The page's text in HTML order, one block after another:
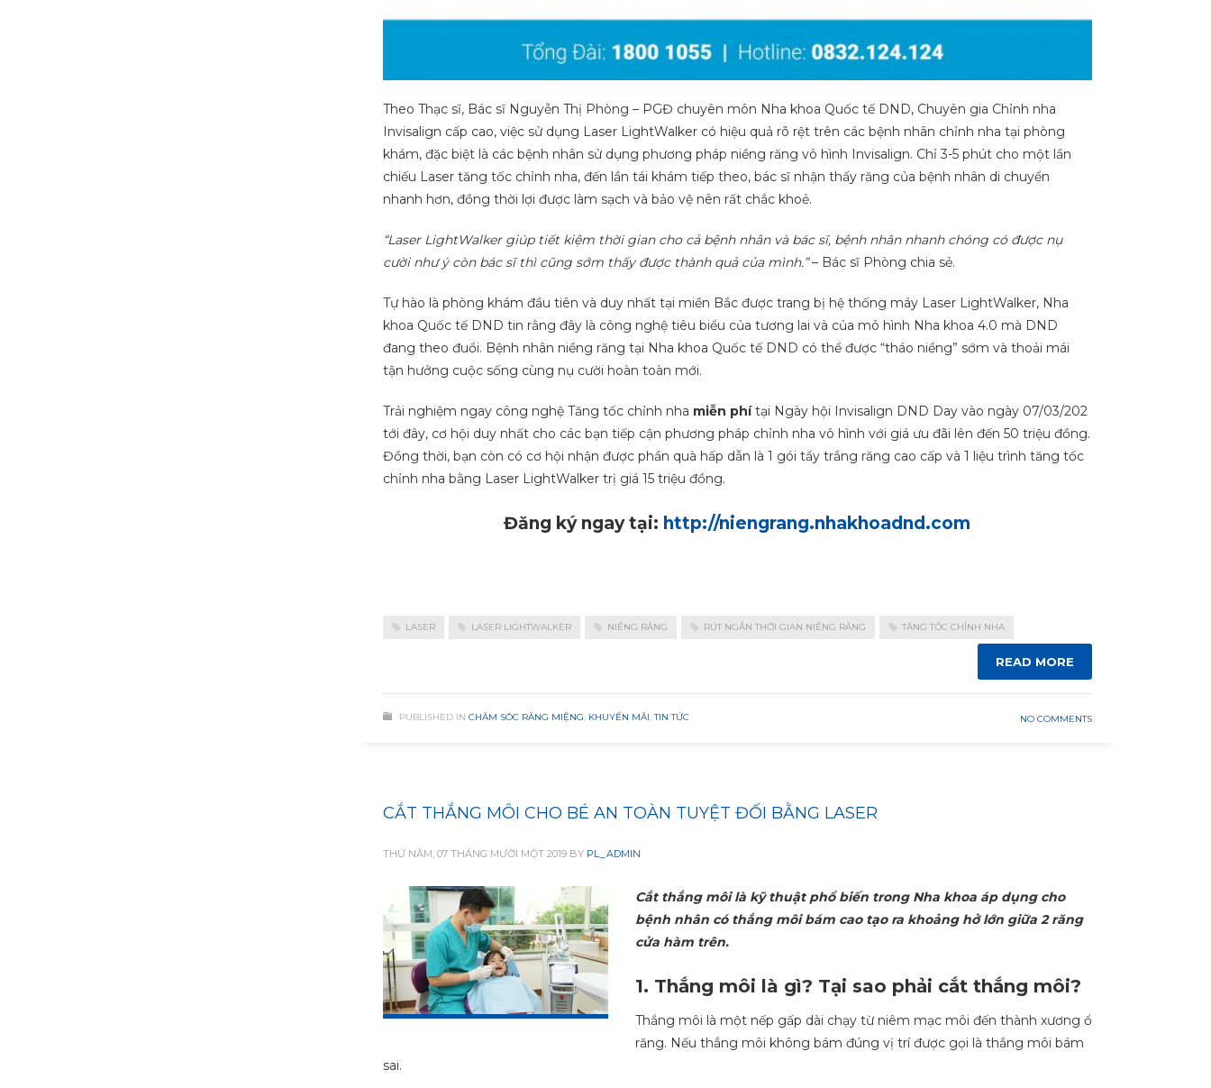
Theo Thạc sĩ, Bác sĩ Nguyễn Thị Phòng – PGĐ chuyên môn Nha khoa Quốc tế DND, Chuyên gia Chỉnh nha
Invisalign cấp cao, việc sử dụng Laser LightWalker có hiệu quả rõ rệt trên các bệnh nhân chỉnh nha tại phòng
khám, đặc biệt là các bệnh nhân sử dụng phương pháp niềng răng vô hình Invisalign. Chỉ 3-5 phút cho một lần
chiếu Laser tăng tốc chỉnh nha, đến lần tái khám tiếp theo, bác sĩ nhận thấy răng của bệnh nhân di chuyển
nhanh hơn, đồng thời lợi được làm sạch và bảo vệ nên rất chắc khoẻ.
“Laser LightWalker giúp tiết kiệm thời gian cho cả bệnh nhân và bác sĩ, bệnh nhân nhanh chóng có được nụ
cười như ý còn bác sĩ thì cũng sớm thấy được thành quả của mình.”– Bác sĩ Phòng chia sẻ.
Tự hào là phòng khám đầu tiên và duy nhất tại miền Bắc được trang bị hệ thống máy Laser LightWalker, Nha
khoa Quốc tế DND tin rằng đây là công nghệ tiêu biểu của tương lai và của mô hình Nha khoa 4.0 mà DND
đang theo đuổi. Bệnh nhân niềng răng tại Nha khoa Quốc tế DND có thể được “tháo niềng” sớm và thoải mái
tận hưởng cuộc sống cùng nụ cười hoàn toàn mới.
Trải nghiệm ngay công nghệ Tăng tốc chỉnh nha miễn phítại Ngày hội Invisalign DND Day vào ngày 07/03/202
tới đây, cơ hội duy nhất cho các bạn tiếp cận phương pháp chỉnh nha vô hình với giá ưu đãi lên đến 50 triệu đồng.
Đồng thời, bạn còn có cơ hội nhận được phần quà hấp dẫn là 1 gói tẩy trắng răng cao cấp và 1 liệu trình tăng tốc
chỉnh nha bằng Laser LightWalker trị giá 15 triệu đồng.
Đăng ký ngay tại: http://niengrang.nhakhoadnd.com
LASER LASER LIGHTWALKER NIỀNG RĂNG RÚT NGẮN THỜI GIAN NIỀNG RĂNG TĂNG TỐC CHỈNH NHA
READ MORE
PUBLISHED IN CHĂM SÓC RĂNG MIỆNG, KHUYẾN MÃI,TIN TỨC NO COMMENTS
CẮT THẮNG MÔI CHO BÉ AN TOÀN TUYỆT ĐỐI BẰNG LASER
THỨ NĂM, 07 THÁNG MƯỜI MỘT 2019 BY PL_ADMIN
Cắt thắng môi là kỹ thuật phổ biến trong Nha khoa áp dụng cho
bệnh nhân có thắng môi bám cao tạo ra khoảng hở lớn giữa 2 răng
cửa hàm trên.
1. Thắng môi là gì? Tại sao phải cắt thắng môi?
Thắng môi là một nếp gấp dài chạy từ niêm mạc môi đến thành xương ổ
răng. Nếu thắng môi không bám đúng vị trí được gọi là thắng môi bám
sai.